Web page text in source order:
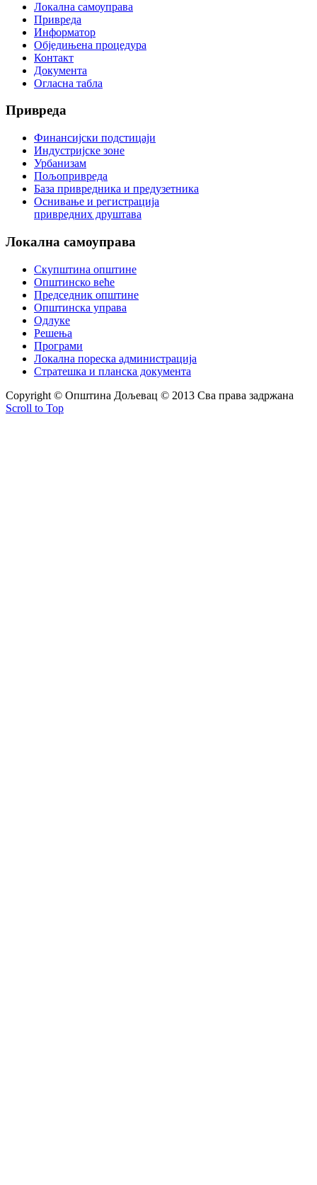
Локална самоуправа
Привреда
Информатор
Обједињена процедура
Контакт
Документа
Огласна табла
Привреда
Финансијски подстицаји
Индустријске зоне
Урбанизам
Пољопривреда
База привредника и предузетника
Оснивање и регистрација
привредних друштава
Локална самоуправа
Скупштина општине
Општинско веће
Председник општине
Општинска управа
Одлуке
Решења
Програми
Локална пореска администрација
Стратешка и планска документа
Copyright © Oпштина Дољевац © 2013 Сва права задржана
Scroll to Top